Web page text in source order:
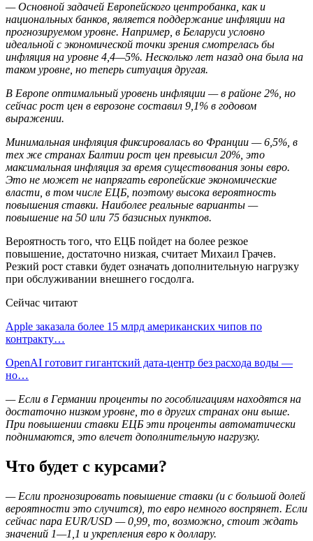
— Основной задачей Европейского центробанка, как и
национальных банков, является поддержание инфляции на
прогнозируемом уровне. Например, в Беларуси условно
идеальной с экономической точки зрения смотрелась бы
инфляция на уровне 4,4—5%. Несколько лет назад она была на
таком уровне, но теперь ситуация другая.
В Европе оптимальный уровень инфляции — в районе 2%, но
сейчас рост цен в еврозоне составил 9,1% в годовом
выражении.
Минимальная инфляция фиксировалась во Франции — 6,5%, в
тех же странах Балтии рост цен превысил 20%, это
максимальная инфляция за время существования зоны евро.
Это не может не напрягать европейские экономические
власти, в том числе ЕЦБ, поэтому высока вероятность
повышения ставки. Наиболее реальные варианты —
повышение на 50 или 75 базисных пунктов.
Вероятность того, что ЕЦБ пойдет на более резкое
повышение, достаточно низкая, считает Михаил Грачев.
Резкий рост ставки будет означать дополнительную нагрузку
при обслуживании внешнего госдолга.
Сейчас читают
Apple заказала более 15 млрд американских чипов по
контракту…
OpenAI готовит гигантский дата-центр без расхода воды —
но…
— Если в Германии проценты по гособлигациям находятся на
достаточно низком уровне, то в других странах они выше.
При повышении ставки ЕЦБ эти проценты автоматически
поднимаются, это влечет дополнительную нагрузку.
Что будет с курсами?
— Если прогнозировать повышение ставки (и с большой долей
вероятности это случится), то евро немного воспрянет. Если
сейчас пара EUR/USD — 0,99, то, возможно, стоит ждать
значений 1—1,1 и укрепления евро к доллару.